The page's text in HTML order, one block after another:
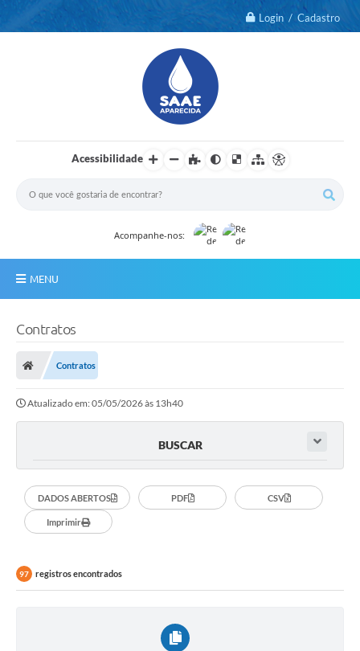
Login / Cadastro
Acessibilidade
Acompanhe-nos:
MENU
Ouvidoria
Tarifa de água
Audiências Públicas
Contato
Contas Públicas
Contratos
Contratos
Contratos
Atualizado em: 05/05/2026 às 13h40
BUSCAR
DADOS ABERTOS PDF CSV
Imprimir
97 registros encontrados